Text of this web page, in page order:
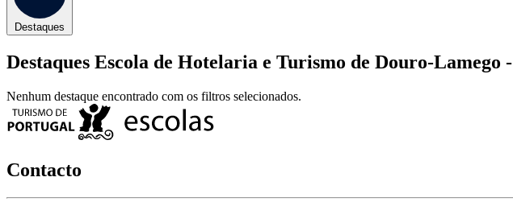
Destaques
Destaques Escola de Hotelaria e Turismo de Douro-Lamego -
Nenhum destaque encontrado com os filtros selecionados.
Contacto